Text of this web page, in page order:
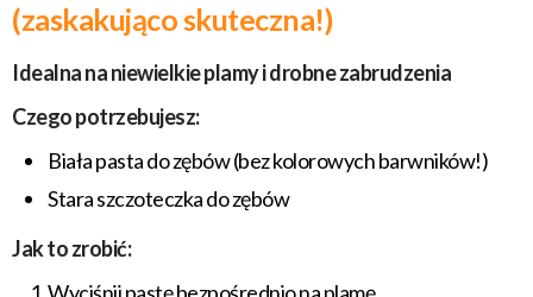
(zaskakująco skuteczna!)
Idealna na niewielkie plamy i drobne zabrudzenia
Czego potrzebujesz:
Biała pasta do zębów (bez kolorowych barwników!)
Stara szczoteczka do zębów
Jak to zrobić: